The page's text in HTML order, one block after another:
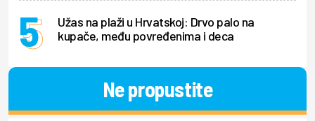
Užas na plaži u Hrvatskoj: Drvo palo na
kupače, među povređenima i deca
Ne propustite